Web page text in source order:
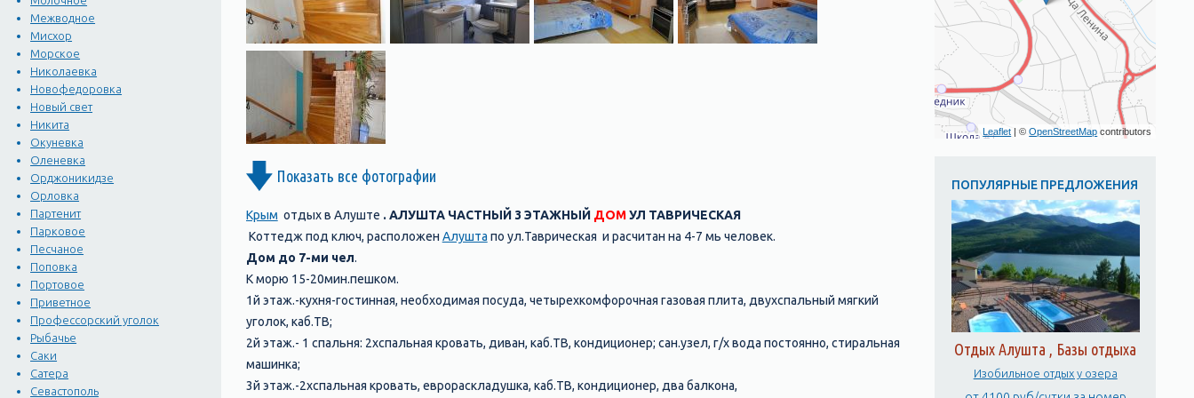
Межводное
Мисхор
Морское
Николаевка
Новофедоровка
Новый свет
Никита
Окуневка
Оленевка
Орджоникидзе
Орловка
Партенит
Парковое
Песчаное
Поповка
Портовое
Приветное
Профессорский уголок
Рыбачье
Саки
Сатера
Севастополь
Показать все фотографии
Крым отдых в Алуште . АЛУШТА ЧАСТНЫЙ 3 ЭТАЖНЫЙ ДОМУЛ ТАВРИЧЕСКАЯ
Коттедж под ключ, расположен Алушта по ул.Таврическая и расчитан на 4-7 мь человек.
Дом до 7-ми чел.
К морю 15-20мин.пешком.
1й этаж.-кухня-гостинная, необходимая посуда, четырехкомфорочная газовая плита, двухспальный мягкий
уголок, каб.ТВ;
2й этаж.- 1 спальня: 2хспальная кровать, диван, каб.ТВ, кондиционер; сан.узел, г/х вода постоянно, стиральная
машинка;
3й этаж.-2хспальная кровать, еврораскладушка, каб.ТВ, кондиционер, два балкона,
Leaflet | ©OpenStreetMap contributors
ПОПУЛЯРНЫЕ ПРЕДЛОЖЕНИЯ
Отдых Алушта , Базы отдыха
Изобильное отдых у озера